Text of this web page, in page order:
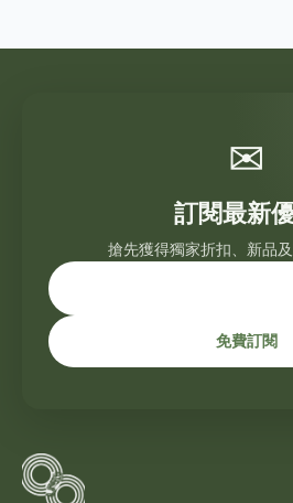
✉
訂閱最新
搶先獲得獨家折扣、新品
免費訂閱